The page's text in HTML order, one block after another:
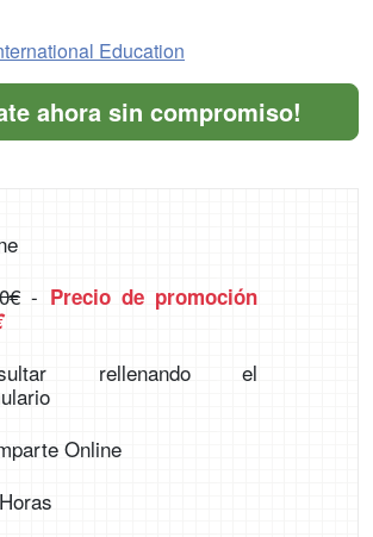
Education
ahora sin compromiso!
- Precio de promoción
rellenando el
Online